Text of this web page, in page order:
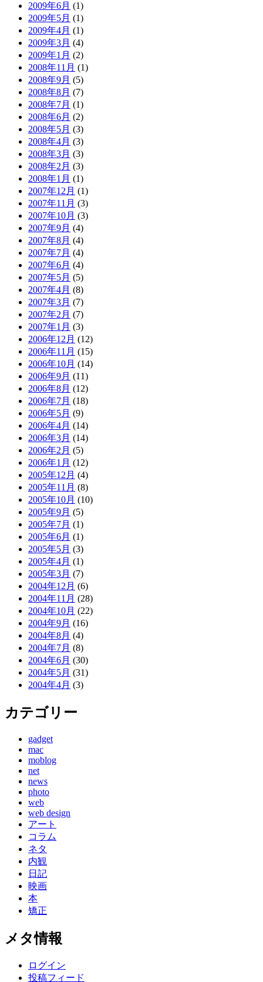
2009年6月 (1)
2009年5月 (1)
2009年4月 (1)
2009年3月 (4)
2009年1月 (2)
2008年11月 (1)
2008年9月 (5)
2008年8月 (7)
2008年7月 (1)
2008年6月 (2)
2008年5月 (3)
2008年4月 (3)
2008年3月 (3)
2008年2月 (3)
2008年1月 (1)
2007年12月 (1)
2007年11月 (3)
2007年10月 (3)
2007年9月 (4)
2007年8月 (4)
2007年7月 (4)
2007年6月 (4)
2007年5月 (5)
2007年4月 (8)
2007年3月 (7)
2007年2月 (7)
2007年1月 (3)
2006年12月 (12)
2006年11月 (15)
2006年10月 (14)
2006年9月 (11)
2006年8月 (12)
2006年7月 (18)
2006年5月 (9)
2006年4月 (14)
2006年3月 (14)
2006年2月 (5)
2006年1月 (12)
2005年12月 (4)
2005年11月 (8)
2005年10月 (10)
2005年9月 (5)
2005年7月 (1)
2005年6月 (1)
2005年5月 (3)
2005年4月 (1)
2005年3月 (7)
2004年12月 (6)
2004年11月 (28)
2004年10月 (22)
2004年9月 (16)
2004年8月 (4)
2004年7月 (8)
2004年6月 (30)
2004年5月 (31)
2004年4月 (3)
カテゴリー
gadget
mac
moblog
net
news
photo
web
web design
アート
コラム
ネタ
内観
日記
映画
本
矯正
メタ情報
ログイン
投稿フィード